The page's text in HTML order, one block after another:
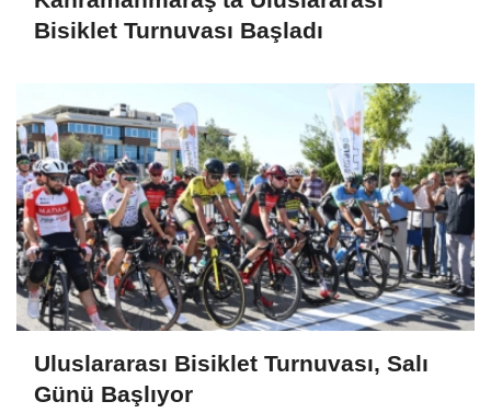
Bisiklet Turnuvası Başladı
Uluslararası Bisiklet Turnuvası, Salı
Günü Başlıyor